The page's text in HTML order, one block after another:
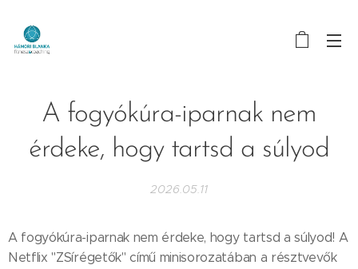
A fogyókúra-iparnak nem
érdeke, hogy tartsd a súlyod
2026.05.11
A fogyókúra-iparnak nem érdeke, hogy tartsd a súlyod! A
Netflix "ZSírégetők" című minisorozatában a résztvevők